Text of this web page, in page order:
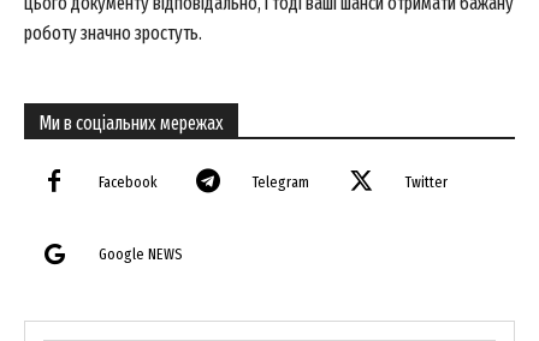
роботу значно зростуть.
Ми в соціальних мережах
Facebook Telegram Twitter
Google NEWS